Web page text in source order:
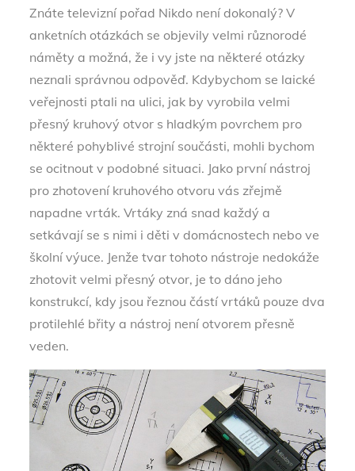
Znáte televizní pořad Nikdo není dokonalý? V
anketních otázkách se objevily velmi různorodé
náměty a možná, že i vy jste na některé otázky
neznali správnou odpověď. Kdybychom se laické
veřejnosti ptali na ulici, jak by vyrobila velmi
přesný kruhový otvor s hladkým povrchem pro
některé pohyblivé strojní součásti, mohli bychom
se ocitnout v podobné situaci. Jako první nástroj
pro zhotovení kruhového otvoru vás zřejmě
napadne vrták. Vrtáky zná snad každý a
setkávají se s nimi i děti v domácnostech nebo ve
školní výuce. Jenže tvartohoto nástroje nedokáže
zhotovit velmi přesný otvor, je to dáno jeho
konstrukcí, kdy jsou řeznou částí vrtáků pouze dva
protilehlé břity a nástroj není otvorem přesně
veden.